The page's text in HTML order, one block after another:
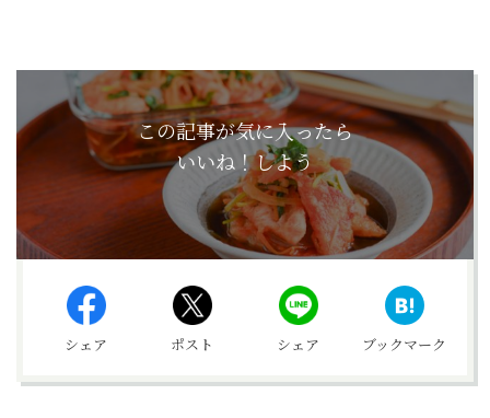
この記事が気に入ったら
いいね！しよう
シェア ポスト シェア ブックマーク